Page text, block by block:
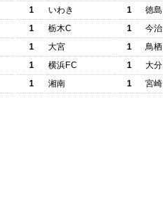
1
いわき 1
徳島
1
栃木C 1
今治
1
大宮 1
鳥栖
1
横浜FC 1
大分
1
湘南 1 宮崎